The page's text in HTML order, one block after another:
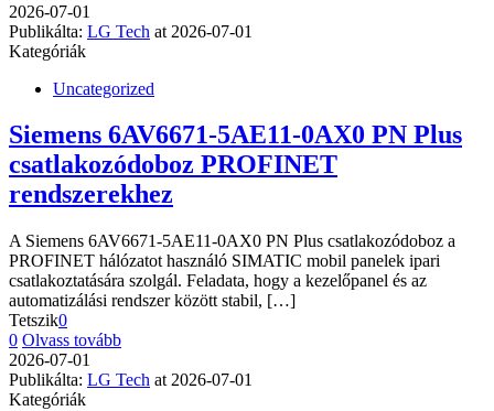
2026-07-01
Publikálta: LG Tech at 2026-07-01
Kategóriák
Uncategorized
Siemens 6AV6671-5AE11-0AX0 PN Plus
csatlakozódoboz PROFINET
rendszerekhez
A Siemens 6AV6671-5AE11-0AX0 PN Plus csatlakozódoboz a
PROFINET hálózatot használó SIMATIC mobil panelek ipari
csatlakoztatására szolgál. Feladata, hogy a kezelőpanel és az
automatizálási rendszer között stabil, […]
Tetszik0
0 Olvass tovább
2026-07-01
Publikálta: LG Tech at 2026-07-01
Kategóriák